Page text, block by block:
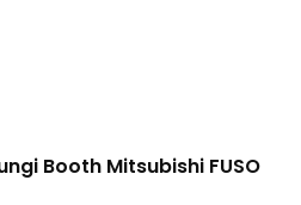
Booth Mitsubishi FUSO